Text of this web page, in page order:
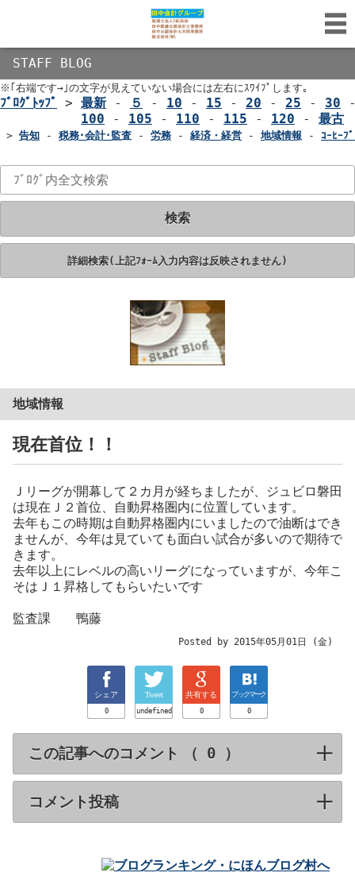
STAFF BLOG
※｢右端です→｣の文字が見えていない場合には左右にｽﾜｲﾌﾟします｡
ﾌﾞﾛｸﾞﾄｯﾌﾟ > 最新 - ５ - 10 - 15 - 20 - 25 - 30
100 - 105 - 110 - 115 - 120 - 最古
> 告知 - 税務･会計･監査 - 労務 - 経済・経営 - 地域情報 - ｺｰﾋｰﾌ
検索
詳細検索(上記ﾌｫｰﾑ入力内容は反映されません)
地域情報
現在首位！！
Ｊリーグが開幕して２カ月が経ちましたが、ジュビロ磐田
は現在Ｊ２首位、自動昇格圏内に位置しています。
去年もこの時期は自動昇格圏内にいましたので油断はでき
ませんが、今年は見ていても面白い試合が多いので期待で
きます。
去年以上にレベルの高いリーグになっていますが、今年こ
そはＪ１昇格してもらいたいです
監査課 鴨藤
Posted by 2015年05月01日 (金)
シェア
0
Tweet
undefined
共有する
0
ブックマーク
0
この記事へのコメント （ ） click to
コメント投稿click to expand contents